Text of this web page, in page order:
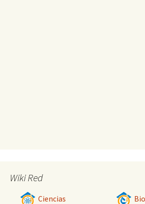
Wiki Red
Ciencias